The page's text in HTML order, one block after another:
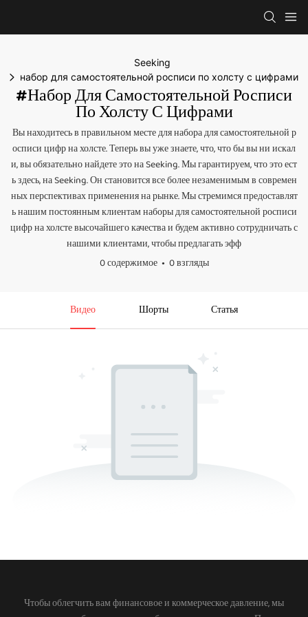
Seeking
набор для самостоятельной росписи по холсту с цифрами
#набор Для Самостоятельной Росписи
По Холсту С Цифрами
Вы находитесь в правильном месте для набора для самостоятельной р
осписи цифр на холсте. Теперь вы уже знаете, что, что бы вы ни искал
и, вы обязательно найдете это на Seeking. Мы гарантируем, что это ест
ь здесь, на Seeking. Он становится все более незаменимым в современ
ных перспективах применения на рынке. Мы стремимся предоставлят
ь нашим постоянным клиентам наборы для самостоятельной росписи
цифр на холсте высочайшего качества и будем активно сотрудничать с
нашими клиентами, чтобы предлагать эфф
0 содержимое
0 взгляды
Видео Шорты Статья
Чтобы облегчить вам финансовое и коммерческое давление, мы